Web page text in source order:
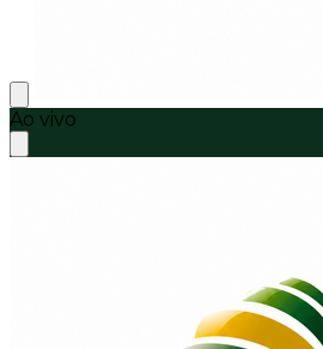
Ao vivo